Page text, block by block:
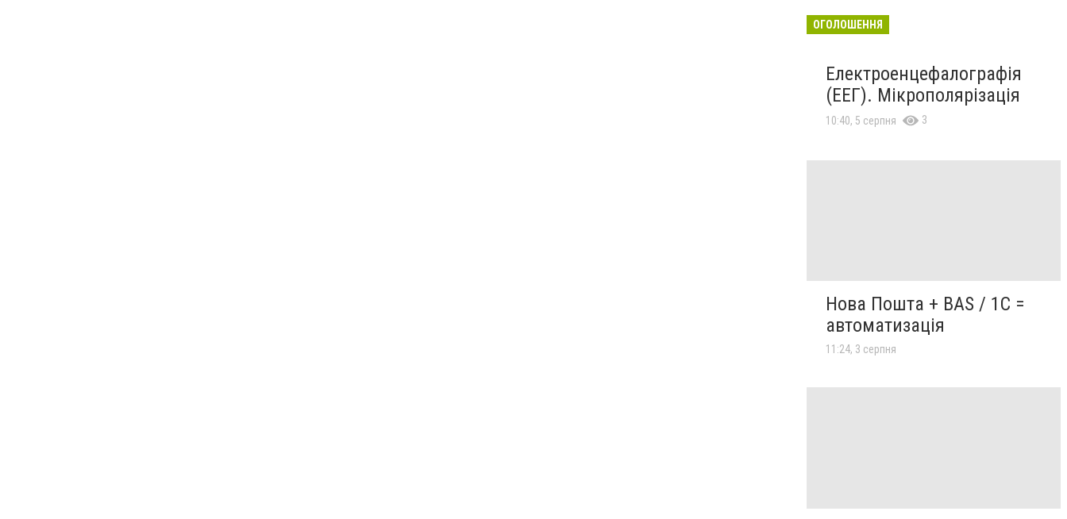
ОГОЛОШЕННЯ
Електроенцефалографія
(ЕЕГ). Мікрополярізація
10:40, 5 серпня 3
Нова Пошта + BAS / 1C =
автоматизація
11:24, 3 серпня